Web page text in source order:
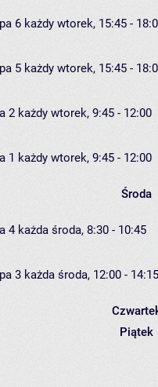
6 każdy wtorek, 15:45 -
5 każdy wtorek, 15:45 -
2 każdy wtorek, 9:45 - 12:00
1 każdy wtorek, 9:45 - 12:00
Środa
4 każda środa, 8:30 - 10:45
3 każda środa, 12:00 - 14:15
Piątek